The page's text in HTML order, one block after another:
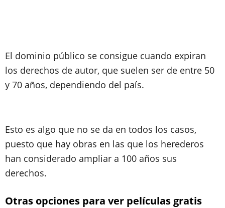
El dominio público se consigue cuando expiran
los derechos de autor, que suelen ser de entre 50
y 70 años, dependiendo del país.
Esto es algo que no se da en todos los casos,
puesto que hay obras en las que los herederos
han considerado ampliar a 100 años sus
derechos.
Otras opciones para ver películas gratis